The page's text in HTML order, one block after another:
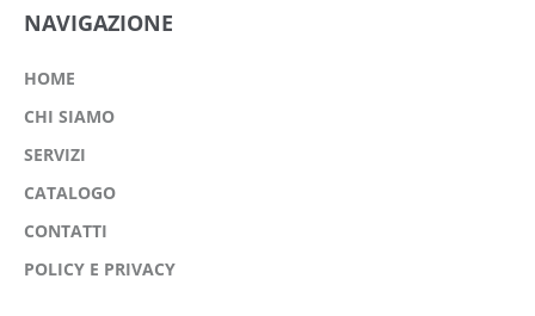
NAVIGAZIONE
HOME
CHI SIAMO
SERVIZI
CATALOGO
CONTATTI
POLICY E PRIVACY